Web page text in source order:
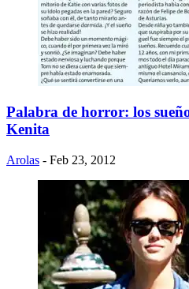
Palabra de horror: los
Kenita
Arolas - Feb 23, 2012